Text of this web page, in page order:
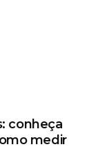
conheça
medir